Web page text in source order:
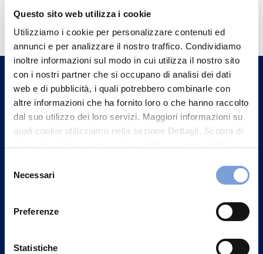
Questo sito web utilizza i cookie
Utilizziamo i cookie per personalizzare contenuti ed
annunci e per analizzare il nostro traffico. Condividiamo
inoltre informazioni sul modo in cui utilizza il nostro sito
con i nostri partner che si occupano di analisi dei dati
web e di pubblicità, i quali potrebbero combinarle con
altre informazioni che ha fornito loro o che hanno raccolto
dal suo utilizzo dei loro servizi. Maggiori informazioni su
quali cookie utilizziamo nella sezione Dettagli. Scopra di
può trovare nel footer del sito nella sezione "Informativa
delNecessari
Preferenze
Statistiche
Hai bisogno di
informazioni?
Trova l'Agenzia più vicina a te e parla con
un nostro Agente.
Contattaci